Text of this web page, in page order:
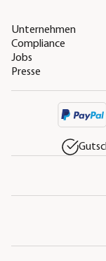
Unternehmen
Compliance
Jobs
Presse